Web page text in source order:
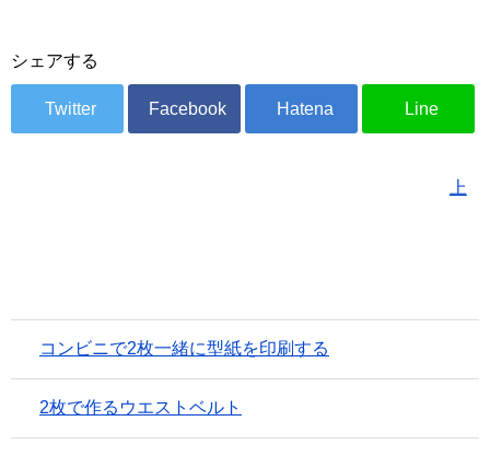
シェアする
上
コンビニで2枚一緒に型紙を印刷する
2枚で作るウエストベルト